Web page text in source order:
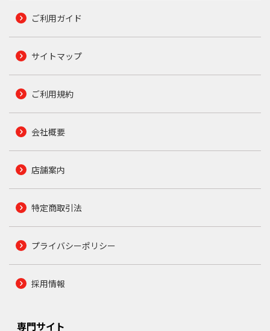
ご利用ガイド
サイトマップ
ご利用規約
会社概要
店舗案内
特定商取引法
プライバシーポリシー
採用情報
専門サイト